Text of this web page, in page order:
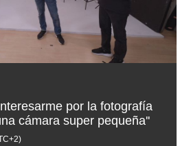
por la fotografía
cámara super pequeña''